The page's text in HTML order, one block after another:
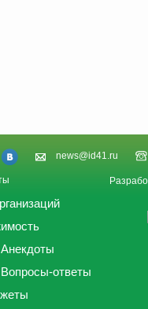
news@id41.ru
Анекдоты
Вопросы-ответы